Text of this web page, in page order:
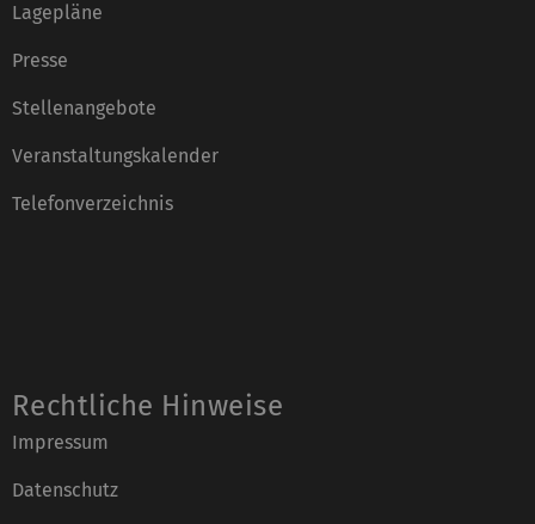
Lagepläne
Presse
Stellenangebote
Veranstaltungskalender
Telefonverzeichnis
Rechtliche Hinweise
Impressum
Datenschutz